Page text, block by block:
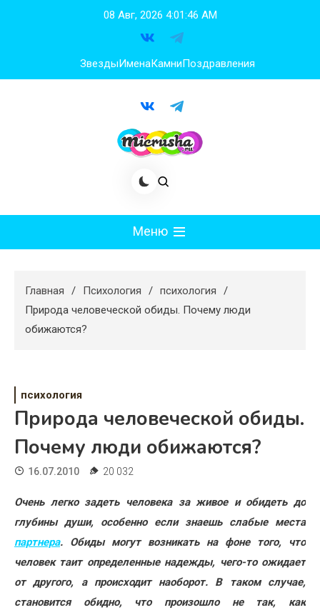
08 Авг, 2026 4:01:46 AM
ЗвездыИменаКамниПоздравления
Меню
Худеем
Психология
Дом
Жизнь
Хобби
Красота
Недвижимость
Главная Психология
психология
Природа человеческой обиды. Почему люди
обижаются?
психология
Природа человеческой обиды.
Почему люди обижаются?
16.07.2010 20 032
Очень легко задеть человека за живое и обидеть до
глубины души, особенно если знаешь слабые места
партнера. Обиды могут возникать на фоне того, что
человек таит определенные надежды, чего-то ожидает
от другого, а происходит наоборот. В таком случае,
становится обидно, что произошло не так, как